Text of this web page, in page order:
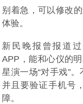
别着急，可以修改
体验。
新民晚报曾报道
APP，能和心仪的
星演一场“对手戏”
并且要验证手机号
障。